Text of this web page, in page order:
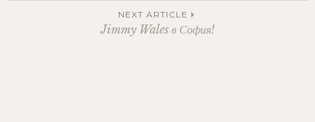
navigationNEXT ARTICLE
Jimmy Wales в София!